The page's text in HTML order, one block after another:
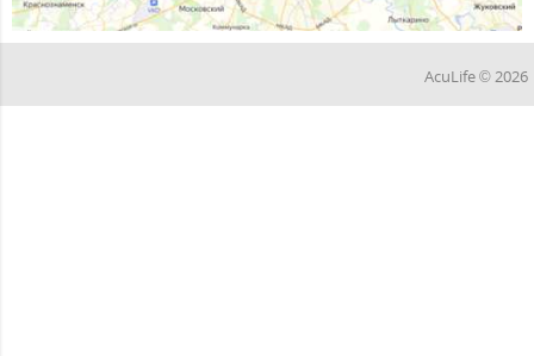
AcuLife © 2026